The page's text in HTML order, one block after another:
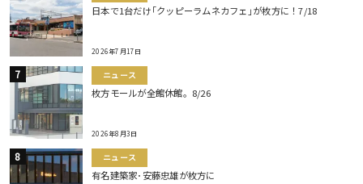
日本で1台だけ｢クッピーラムネカフェ｣が枚方に！7/18
2026年7月17日
ニュース
枚方モールが全館休館。8/26
2026年8月3日
ニュース
有名建築家･安藤忠雄が枚方に